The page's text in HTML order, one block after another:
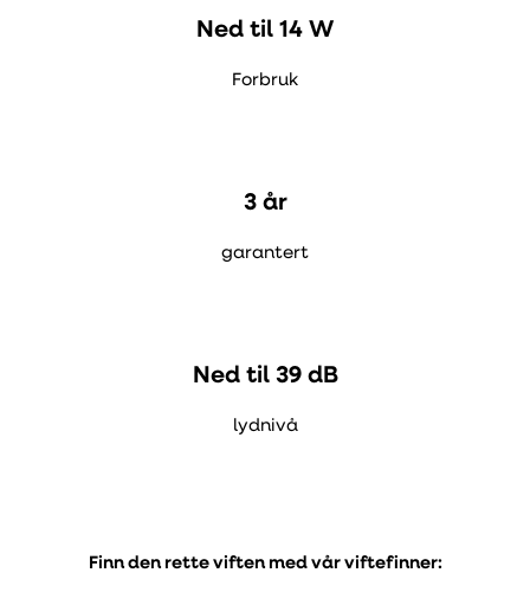
Ned til 14 W
Forbruk
3 år
garantert
Ned til 39 dB
lydnivå
Finn den rette viften med vår viftefinner: